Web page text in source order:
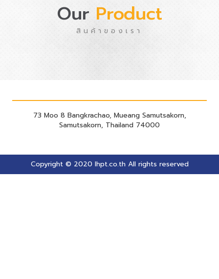
Our Product
สินค้าของเรา
73 Moo 8 Bangkrachao, Mueang Samutsakorn,
Samutsakorn, Thailand 74000
Copyright © 2020 lhpt.co.th All rights reserved